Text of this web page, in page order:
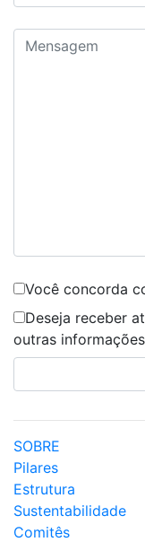
Você concorda
Deseja receber
outras
SOBRE
Pilares
Estrutura
Sustentabilidade
Comitês